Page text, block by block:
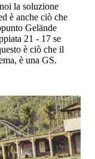
la soluzione
è anche ciò che
Gelände
21 - 17 se
è ciò che il
è una GS.